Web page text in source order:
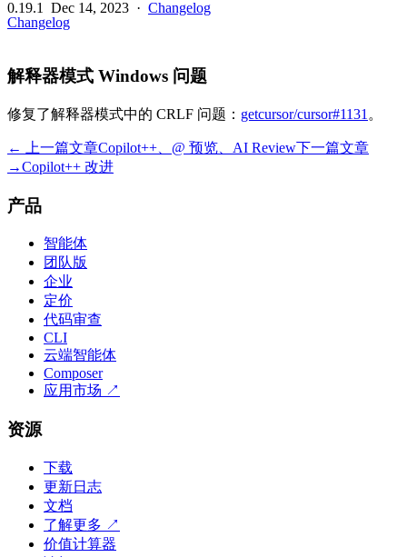
0.19.1 Dec 14, 2023 · Changelog
Changelog
解释器模式 Windows 问题
修复了解释器模式中的 CRLF 问题： getcursor/cursor#1131 。
← 上一篇文章Copilot++、@ 预览、AI Review下一篇文章
→Copilot++ 改进
产品
智能体
团队版
企业
定价
代码审查
CLI
云端智能体
Composer
应用市场 ↗
资源
下载
更新日志
文档
了解更多 ↗
价值计算器